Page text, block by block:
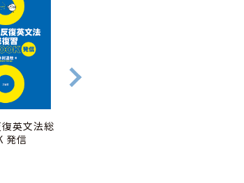
復英文法総
発信